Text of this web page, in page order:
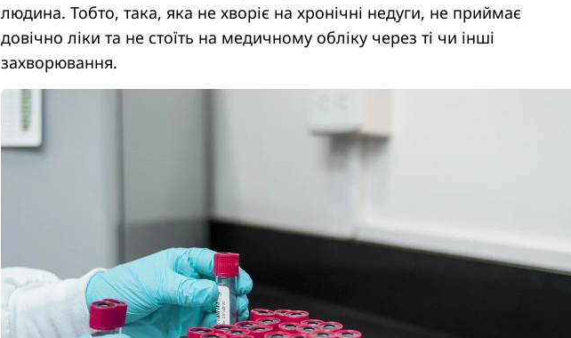
людина. Тобто, така, яка не хворіє на хронічні недуги, не приймає
довічно ліки та не стоїть на медичному обліку через ті чи інші
захворювання.